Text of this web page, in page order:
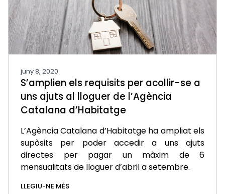
juny 8, 2020
S’amplien els requisits per acollir-se a
uns ajuts al lloguer de l’Agència
Catalana d’Habitatge
L’Agència Catalana d’Habitatge ha ampliat els
supòsits per poder accedir a uns ajuts
directes per pagar un màxim de 6
mensualitats de lloguer d’abril a setembre.
LLEGIU-NE MÉS